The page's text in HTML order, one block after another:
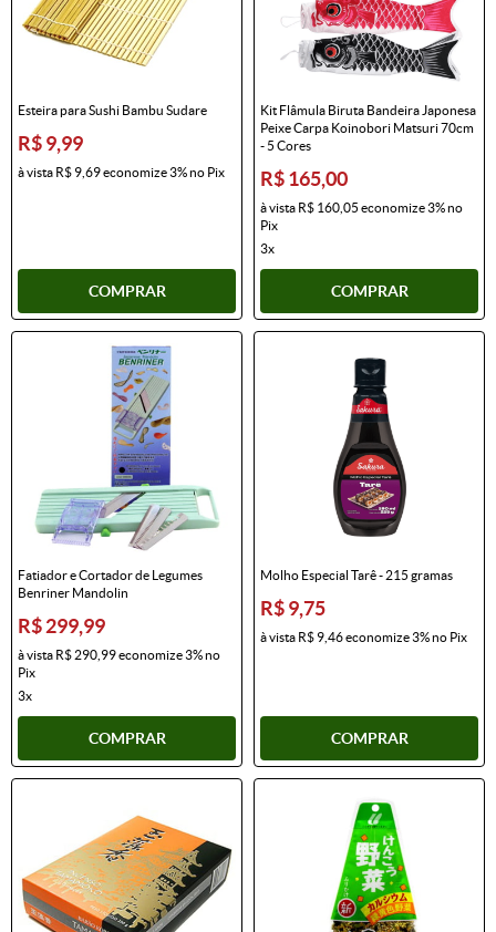
Esteira para Sushi Bambu Sudare
R$ 9,99
à vista R$ 9,69economize3%no Pix
COMPRAR
Kit Flâmula Biruta Bandeira Japonesa
Peixe Carpa Koinobori Matsuri 70cm
- 5 Cores
R$ 165,00
à vista R$ 160,05 economize3%no
Pix
3x
COMPRAR
Fatiador e Cortador de Legumes
Benriner Mandolin
R$ 299,99
à vista R$ 290,99economize3%no
Pix
3x
COMPRAR
Molho Especial Tarê - 215 gramas
R$ 9,75
à vista R$ 9,46economize3%no Pix
COMPRAR